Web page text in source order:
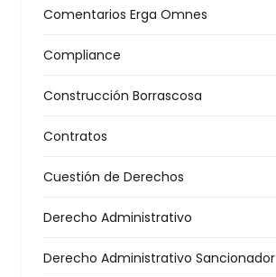
Comentarios Erga Omnes
Compliance
Construcción Borrascosa
Contratos
Cuestión de Derechos
Derecho Administrativo
Derecho Administrativo Sancionador